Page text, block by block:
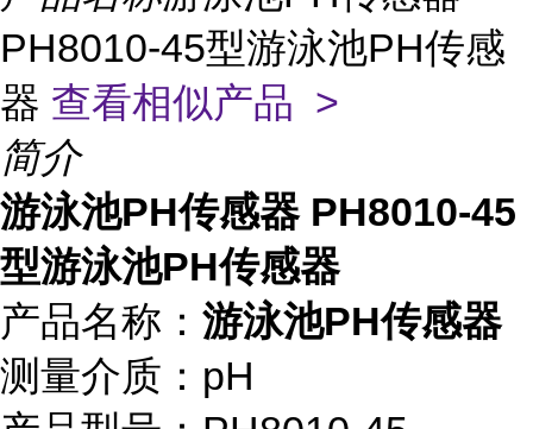
PH8010-45型游泳池PH传感
器 查看相似产品 >
简介
游泳池PH传感器 PH8010-45
型游泳池PH传感器
产品名称： 游泳池PH传感器
测量介质：pH